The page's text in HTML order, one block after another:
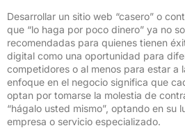
Desarrollar un sitio web “casero” o
que “lo haga por poco dinero” ya no
recomendadas para quienes tienen
digital como una oportunidad para
competidores o al menos para estar a
enfoque en el negocio significa que
optan por tomarse la molestia de
“hágalo usted mismo”, optando en su
empresa o servicio especializado.